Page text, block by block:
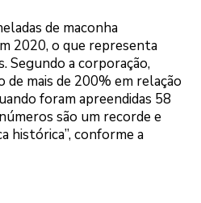
de maconha
2020, o que representa
Segundo a corporação,
mais de 200% em relação
foram apreendidas 58
são um recorde e
histórica”, conforme a